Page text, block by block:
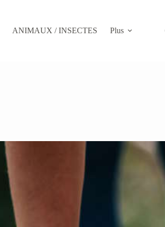
ANIMAUX / INSECTES Plus